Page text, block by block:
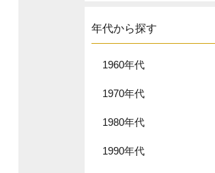
年代から探す
1960年代
1970年代
1980年代
1990年代